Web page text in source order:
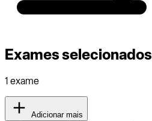
Exames selecionados
1 exame
Adicionar mais